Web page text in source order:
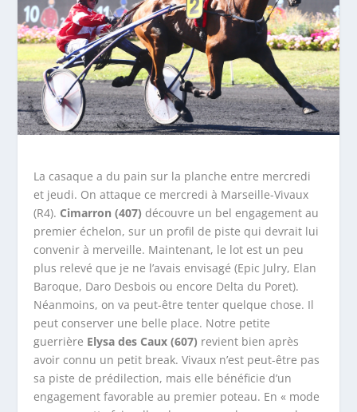
La casaque a du pain sur la planche entre mercredi
et jeudi. On attaque ce mercredi à Marseille-Vivaux
(R4). Cimarron (407) découvre un bel engagement au
premier échelon, sur un profil de piste qui devrait lui
convenir à merveille. Maintenant, le lot est un peu
plus relevé que je ne l’avais envisagé (Epic Julry, Elan
Baroque, Daro Desbois ou encore Delta du Poret).
Néanmoins, on va peut-être tenter quelque chose. Il
peut conserver une belle place. Notre petite
guerrière Elysa des Caux (607) revient bien après
avoir connu un petit break. Vivaux n’est peut-être pas
sa piste de prédilection, mais elle bénéficie d’un
engagement favorable au premier poteau. En « mode